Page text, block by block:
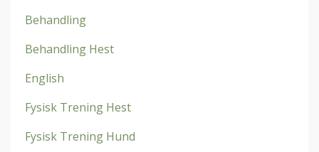
Behandling
Behandling Hest
English
Fysisk Trening Hest
Fysisk Trening Hund